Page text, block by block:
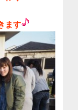
ます